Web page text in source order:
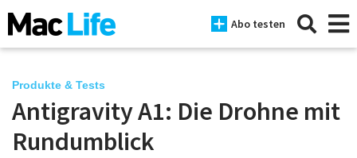
Abo testen
News
Produkte & Tests
Antigravity A1: Die Drohne mit
Rundumblick